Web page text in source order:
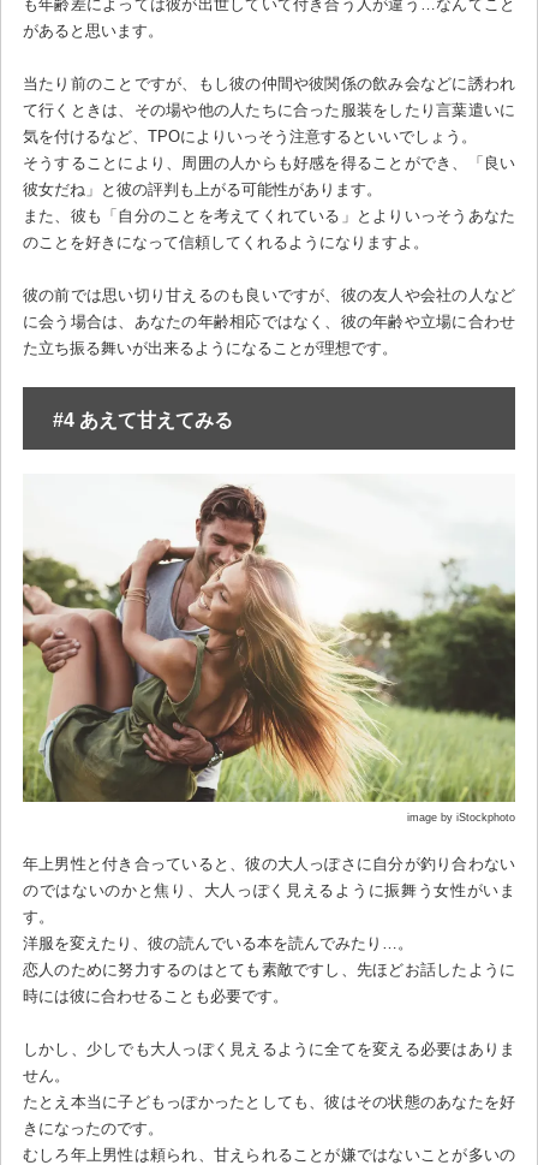
も年齢差によっては彼が出世していて付き合う人が違う…なんてこと
があると思います。
当たり前のことですが、もし彼の仲間や彼関係の飲み会などに誘われ
て行くときは、その場や他の人たちに合った服装をしたり言葉遣いに
気を付けるなど、TPOによりいっそう注意するといいでしょう。
そうすることにより、周囲の人からも好感を得ることができ、「良い
彼女だね」と彼の評判も上がる可能性があります。
また、彼も「自分のことを考えてくれている」とよりいっそうあなた
のことを好きになって信頼してくれるようになりますよ。
彼の前では思い切り甘えるのも良いですが、彼の友人や会社の人など
に会う場合は、あなたの年齢相応ではなく、彼の年齢や立場に合わせ
た立ち振る舞いが出来るようになることが理想です。
#4 あえて甘えてみる
image by iStockphoto
年上男性と付き合っていると、彼の大人っぽさに自分が釣り合わない
のではないのかと焦り、大人っぽく見えるように振舞う女性がいま
す。
洋服を変えたり、彼の読んでいる本を読んでみたり…。
恋人のために努力するのはとても素敵ですし、先ほどお話したように
時には彼に合わせることも必要です。
しかし、少しでも大人っぽく見えるように全てを変える必要はありま
せん。
たとえ本当に子どもっぽかったとしても、彼はその状態のあなたを好
きになったのです。
むしろ年上男性は頼られ、甘えられることが嫌ではないことが多いの